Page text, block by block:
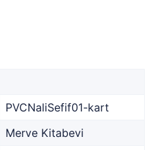
PVCNaliSefif01-kart
Merve Kitabevi